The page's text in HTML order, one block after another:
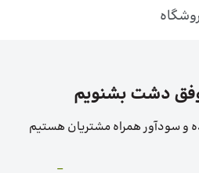
دشت بشنویم
سودآور همراه مشتریان هستیم